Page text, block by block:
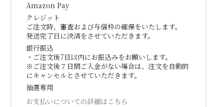
Amazon Pay
クレジット
ご注文時、審査および与信枠の確保をいたします。
発送完了日に決済をさせていただきます。
銀行振込
・ご注文後7日以内にお振込みをお願いします。
※ご注文後７日間ご入金がない場合は、注文を自動的
にキャンセルとさせていただきます。
抽選専用
お支払いについての詳細はこちら